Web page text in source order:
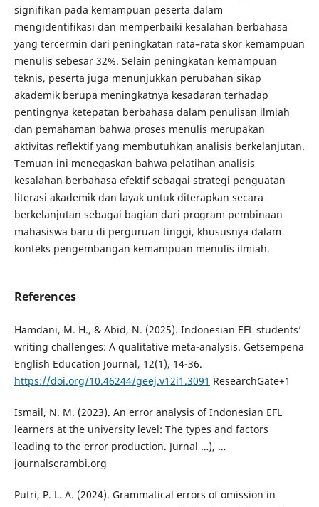
signifikan pada kemampuan peserta dalam
mengidentifikasi dan memperbaiki kesalahan berbahasa
yang tercermin dari peningkatan rata–rata skor kemampuan
menulis sebesar 32%. Selain peningkatan kemampuan
teknis, peserta juga menunjukkan perubahan sikap
akademik berupa meningkatnya kesadaran terhadap
pentingnya ketepatan berbahasa dalam penulisan ilmiah
dan pemahaman bahwa proses menulis merupakan
aktivitas reflektif yang membutuhkan analisis berkelanjutan.
Temuan ini menegaskan bahwa pelatihan analisis
kesalahan berbahasa efektif sebagai strategi penguatan
literasi akademik dan layak untuk diterapkan secara
berkelanjutan sebagai bagian dari program pembinaan
mahasiswa baru di perguruan tinggi, khususnya dalam
konteks pengembangan kemampuan menulis ilmiah.
References
Hamdani, M. H., & Abid, N. (2025). Indonesian EFL students’
writing challenges: A qualitative meta-analysis. Getsempena
English Education Journal, 12(1), 14-36.
https://doi.org/10.46244/geej.v12i1.3091 ResearchGate+1
Ismail, N. M. (2023). An error analysis of Indonesian EFL
learners at the university level: The types and factors
leading to the error production. Jurnal …), …
journalserambi.org
Putri, P. L. A. (2024). Grammatical errors of omission in